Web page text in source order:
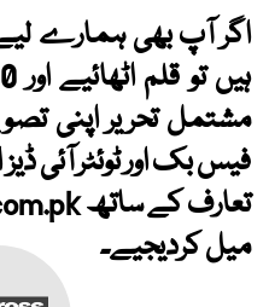
اگر آپ بھی ہمارے
مشتمل تحریر اپنی
فیس بک اور ٹوئٹر آئی
تعارف کے ساتھ
میل کردیجیے۔